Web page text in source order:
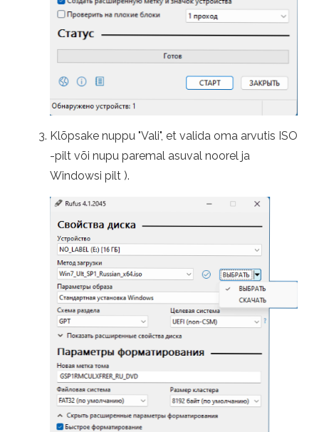
Klõpsake nuppu "Vali", et valida oma arvutis ISO
-pilt või nupu paremal asuval noorel ja
Windowsi pilt ).